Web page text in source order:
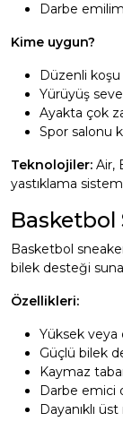
Darbe
Kime uygun?
Düzenli
Yürüyüş
Ayakta çok
Spor salonu
Teknolojiler: Air,
yastıklama
Basketbol
Basketbol
bilek desteği
Özellikleri:
Yüksek veya
Güçlü bilek
Kaymaz
Darbe emici
Dayanıklı